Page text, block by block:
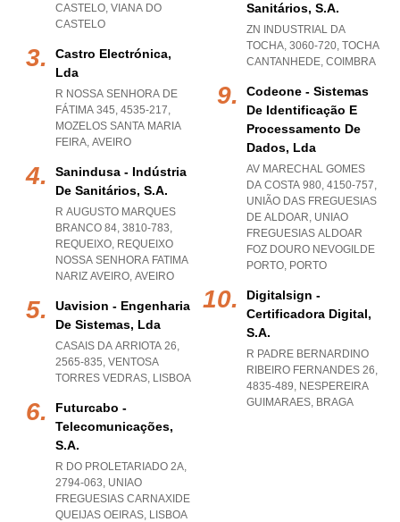
CASTELO, VIANA DO
CASTELO
Castro Electrónica,
Lda
R NOSSA SENHORA DE
FÁTIMA 345, 4535-217,
MOZELOS SANTA MARIA
FEIRA, AVEIRO
Sanindusa - Indústria
De Sanitários, S.a.
R AUGUSTO MARQUES
BRANCO 84, 3810-783,
REQUEIXO, REQUEIXO
NOSSA SENHORA FATIMA
NARIZ AVEIRO, AVEIRO
Uavision - Engenharia
De Sistemas, Lda
CASAIS DA ARRIOTA 26,
2565-835, VENTOSA
TORRES VEDRAS, LISBOA
Futurcabo -
Telecomunicações,
S.a.
R DO PROLETARIADO 2A,
2794-063, UNIAO
FREGUESIAS CARNAXIDE
QUEIJAS OEIRAS, LISBOA
Sanitários, S.a.
ZN INDUSTRIAL DA
TOCHA, 3060-720, TOCHA
CANTANHEDE, COIMBRA
Codeone - Sistemas
De Identificação E
Processamento De
Dados, Lda
AV MARECHAL GOMES
DA COSTA 980, 4150-757,
UNIÃO DAS FREGUESIAS
DE ALDOAR, UNIAO
FREGUESIAS ALDOAR
FOZ DOURO NEVOGILDE
PORTO, PORTO
Digitalsign -
Certificadora Digital,
S.a.
R PADRE BERNARDINO
RIBEIRO FERNANDES 26,
4835-489, NESPEREIRA
GUIMARAES, BRAGA